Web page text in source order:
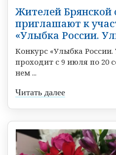
Жителей Брянской
приглашают к
«Улыбка России.
Конкурс «Улыбка
проходит с 9 июля по 20
нем ...
Читать далее